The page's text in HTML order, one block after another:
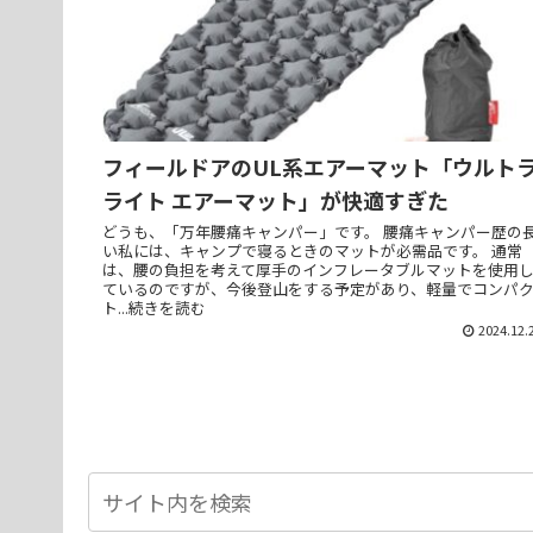
フィールドアのUL系エアーマット「ウルト
ライト エアーマット」が快適すぎた
どうも、「万年腰痛キャンパー」です。 腰痛キャンパー歴の
い私には、キャンプで寝るときのマットが必需品です。 通常
は、腰の負担を考えて厚手のインフレータブルマットを使用し
ているのですが、今後登山をする予定があり、軽量でコンパク
ト...続きを読む